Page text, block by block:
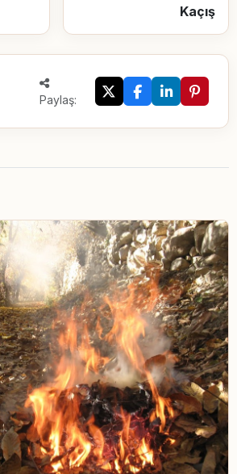
Kaçış
Paylaş: